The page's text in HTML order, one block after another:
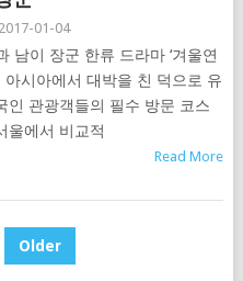
2017-01-04
남이 장군 한류 드라마 ‘겨울연
아시아에서 대박을 친 덕으로 유
인 관광객들의 필수 방문 코스
울에서 비교적
Read More
Older